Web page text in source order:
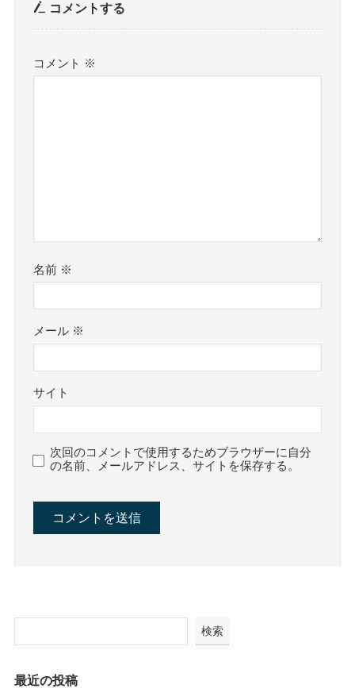
コメントする
コメント ※
名前 ※
メール ※
サイト
次回のコメントで使用するためブラウザーに自分
の名前、メールアドレス、サイトを保存する。
検索
最近の投稿